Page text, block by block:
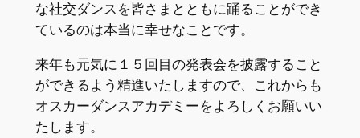
な社交ダンスを皆さまとともに踊ることができ
ているのは本当に幸せなことです。
来年も元気に１５回目の発表会を披露すること
ができるよう精進いたしますので、これからも
オスカーダンスアカデミーをよろしくお願いい
たします。